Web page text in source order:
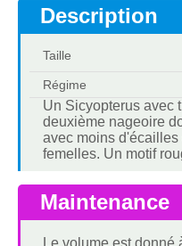
Description
Taille
Régime
Un Sicyopterus avec
deuxième nageoire
avec moins d'écailles
femelles. Un motif
Maintenance
Le volume est donné